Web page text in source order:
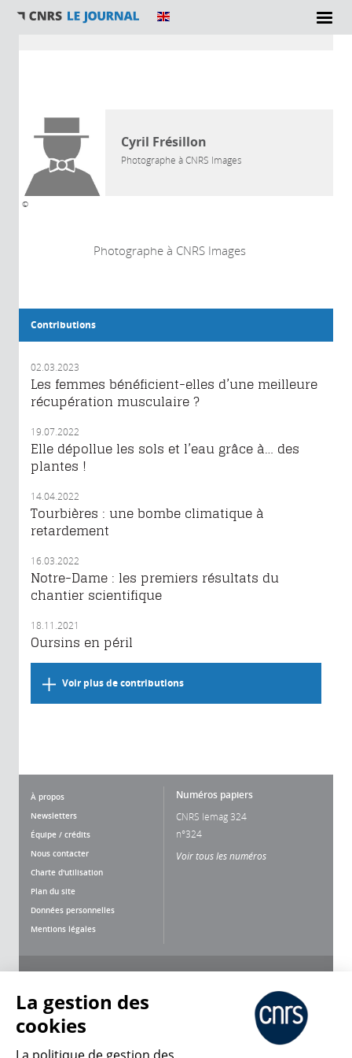
AUTEUR
©
Cyril Frésillon
Photographe à CNRS Images
Photographe à CNRS Images
Contributions
02.03.2023
Les femmes bénéficient-elles d’une meilleure
récupération musculaire ?
19.07.2022
Elle dépollue les sols et l’eau grâce à… des
plantes !
14.04.2022
Tourbières : une bombe climatique à
retardement
16.03.2022
Notre-Dame : les premiers résultats du
chantier scientifique
18.11.2021
Oursins en péril
Voir plus de contributions
À propos
Newsletters
Équipe / crédits
Nous contacter
Charte d'utilisation
Plan du site
Données personnelles
Mentions légales
Numéros papiers
CNRS lemag 324
n°324
Voir tous les numéros
La gestion des
cookies